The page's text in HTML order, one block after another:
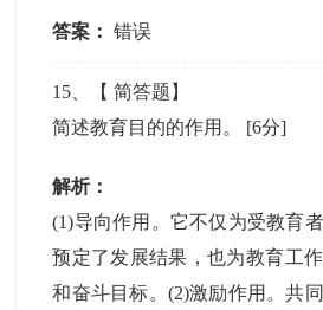
答案： 错误
15 、【简答题 】
简述教育目的的作用。 [6分]
解析：
(1)导向作用。它不仅为受教育
预定了发展结果，也为教育工
和奋斗目标。(2)激励作用。共